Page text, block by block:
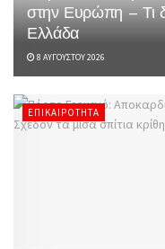
στην Ευρώπη – Τι
Ελλάδα
8 ΑΥΓΟΎΣΤΟΥ 2026
ΕΠΙΚΑΙΡΌΤΗΤΑ